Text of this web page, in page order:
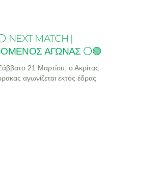
NEXT MATCH |
ΑΓΩΝΑΣ ⚪🟢
21 Μαρτίου, ο Ακρίτας
αγωνίζεται εκτός έδρας